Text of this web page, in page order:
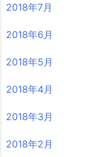
2018年7月
2018年6月
2018年5月
2018年4月
2018年3月
2018年2月